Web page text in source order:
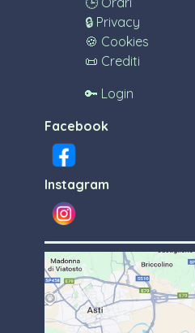
🔒 Privacy
🍪 Cookies
📜 Crediti
🔑 Login
Facebook
Instagram